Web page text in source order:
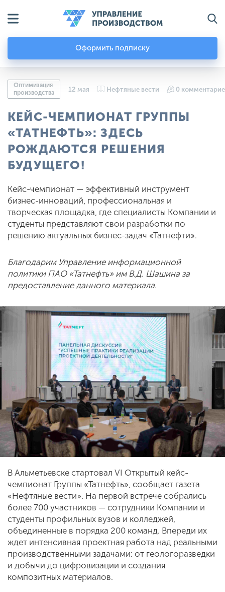
Оформить подписку
Оптимизация
производства
12 мая Нефтяные вести 0
КЕЙС-ЧЕМПИОНАТ ГРУППЫ
«ТАТНЕФТЬ»: ЗДЕСЬ
РОЖДАЮТСЯ РЕШЕНИЯ
БУДУЩЕГО!
Кейс-чемпионат — эффективный инструмент
бизнес-инноваций, профессиональная и
творческая площадка, где специалисты Компании и
студенты представляют свои разработки по
решению актуальных бизнес-задач «Татнефти».
Благодарим Управление информационной
политики ПАО «Татнефть» им В.Д. Шашина за
предоставление данного материала.
В Альметьевске стартовал VI Открытый кейс-
чемпионат Группы «Татнефть», сообщает газета
«Нефтяные вести». На первой встрече собрались
более 700 участников — сотрудники Компании и
студенты профильных вузов и колледжей,
объединенные в порядка 200 команд. Впереди их
ждет интенсивная проектная работа над реальными
производственными задачами: от геологоразведки
и добычи до цифровизации и создания
композитных материалов.